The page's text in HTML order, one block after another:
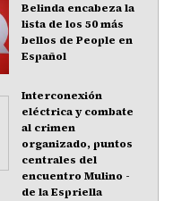
Belinda encabeza la
lista de los 50 más
bellos de People en
Español
Interconexión
eléctrica y combate
al crimen
organizado, puntos
centrales del
encuentro Mulino -
de la Espriella